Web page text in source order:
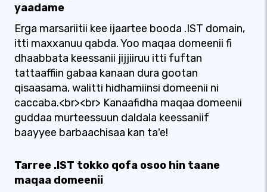
yaadame
Erga marsariitii kee ijaartee booda .IST domain,
itti maxxanuu qabda. Yoo maqaa domeenii fi
dhaabbata keessanii jijjiiruu itti fuftan
tattaaffiin gabaa kanaan dura gootan
qisaasama, walitti hidhamiinsi domeenii ni
caccaba.<br><br> Kanaafidha maqaa domeenii
guddaa murteessuun daldala keessaniif
baayyee barbaachisaa kan ta'e!
Tarree .IST tokko qofa osoo hin taane
maqaa domeenii